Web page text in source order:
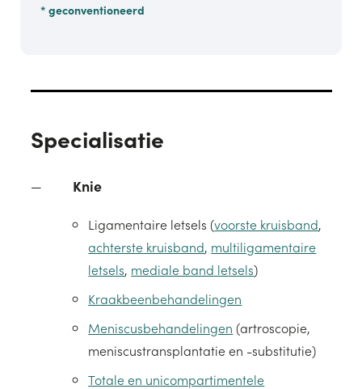
* geconventioneerd
Specialisatie
Knie
Ligamentaire letsels (voorste kruisband,
achterste kruisband, multiligamentaire
letsels, mediale band letsels)
Kraakbeenbehandelingen
Meniscusbehandelingen (artroscopie,
meniscustransplantatie en -substitutie)
Totale en unicompartimentele